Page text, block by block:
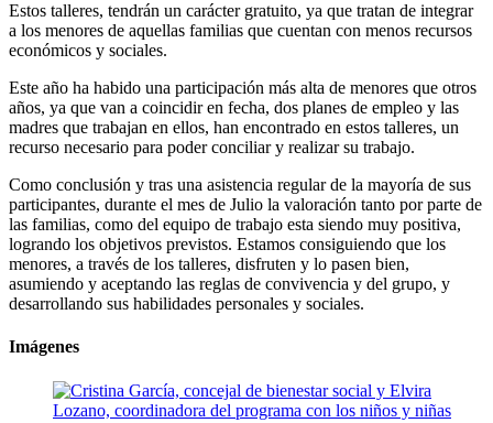
Estos talleres, tendrán un carácter gratuito, ya que tratan de integrar
a los menores de aquellas familias que cuentan con menos recursos
económicos y sociales.
Este año ha habido una participación más alta de menores que otros
años, ya que van a coincidir en fecha, dos planes de empleo y las
madres que trabajan en ellos, han encontrado en estos talleres, un
recurso necesario para poder conciliar y realizar su trabajo.
Como conclusión y tras una asistencia regular de la mayoría de sus
participantes, durante el mes de Julio la valoración tanto por parte de
las familias, como del equipo de trabajo esta siendo muy positiva,
logrando los objetivos previstos. Estamos consiguiendo que los
menores, a través de los talleres, disfruten y lo pasen bien,
asumiendo y aceptando las reglas de convivencia y del grupo, y
desarrollando sus habilidades personales y sociales.
Imágenes